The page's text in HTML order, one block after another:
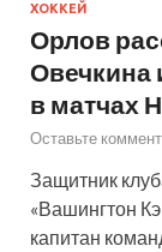
ХОККЕЙ
Орлов
Овечкина
в матчах
Оставьте
Защитник
«Вашингтон
капитан